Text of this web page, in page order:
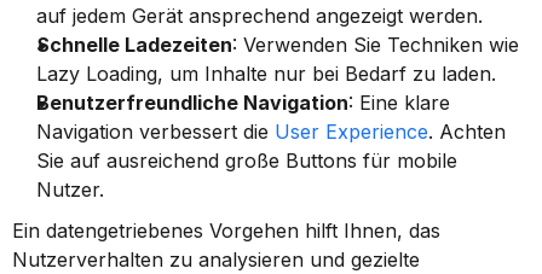
auf jedem Gerät ansprechend angezeigt werden.
Schnelle Ladezeiten: Verwenden Sie Techniken wie
Lazy Loading, um Inhalte nur bei Bedarf zu laden.
Benutzerfreundliche Navigation: Eine klare
Navigation verbessert die User Experience. Achten
Sie auf ausreichend große Buttons für mobile
Nutzer.
Ein datengetriebenes Vorgehen hilft Ihnen, das
Nutzerverhalten zu analysieren und gezielte